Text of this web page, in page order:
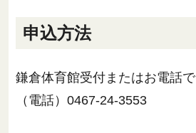
申込方法
鎌倉体育館受付またはお電話で
（電話）0467-24-3553